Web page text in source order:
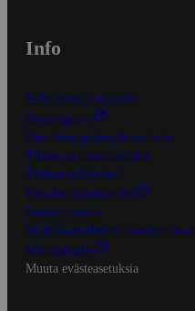
Info
S-Business yrityksille
Oiva-raportit
Osuuskauppojen yhteystiedot
Tilaus- ja toimitusehdot
Tietosuojakäytäntö
Palvelun käyttöehdot
Saavutettavuus
Mobiilisovelluksen
Mainostajalle
Muuta evästeasetuksia